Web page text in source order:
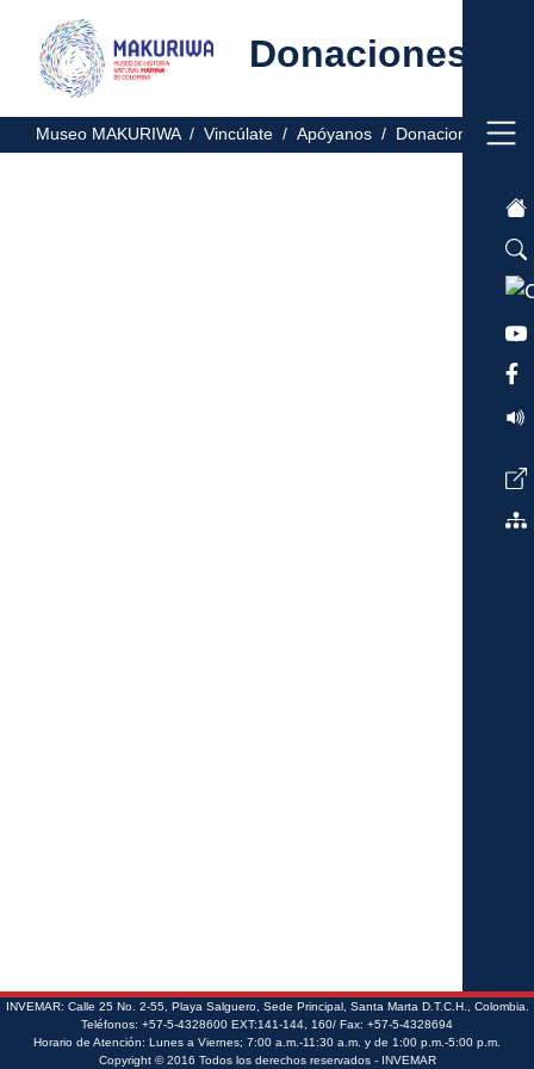
Donaciones
Museo MAKURIWA / Vincúlate / Apóyanos / Donaciones /
INVEMAR: Calle 25 No. 2-55, Playa Salguero, Sede Principal, Santa Marta D.T.C.H., Colombia.
Teléfonos: +57-5-4328600 EXT:141-144, 160/ Fax: +57-5-4328694
Horario de Atención: Lunes a Viernes; 7:00 a.m.-11:30 a.m. y de 1:00 p.m.-5:00 p.m.
Copyright © 2016 Todos los derechos reservados - INVEMAR